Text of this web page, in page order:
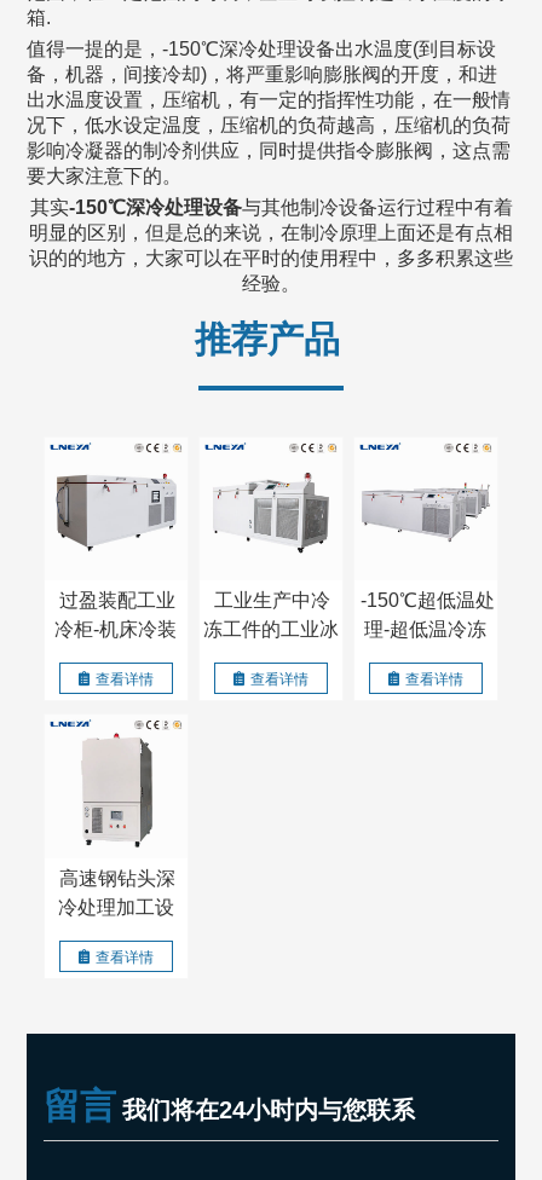
箱.
值得一提的是，-150℃深冷处理设备出水温度(到目标设
备，机器，间接冷却)，将严重影响膨胀阀的开度，和进
出水温度设置，压缩机，有一定的指挥性功能，在一般情
况下，低水设定温度，压缩机的负荷越高，压缩机的负荷
影响冷凝器的制冷剂供应，同时提供指令膨胀阀，这点需
要大家注意下的。
其实-150℃深冷处理设备与其他制冷设备运行过程中有着
明显的区别，但是总的来说，在制冷原理上面还是有点相
识的的地方，大家可以在平时的使用程中，多多积累这些
经验。
推荐产品
过盈装配工业
冷柜-机床冷装
配箱-过盈配合
箱
查看详情
工业生产中冷
冻工件的工业冰
箱-过盈装配箱
查看详情
-150℃超低温处
理-超低温冷冻
过盈配合价格
查看详情
高速钢钻头深
冷处理加工设
备
查看详情
留言 我们将在24小时内与您联系